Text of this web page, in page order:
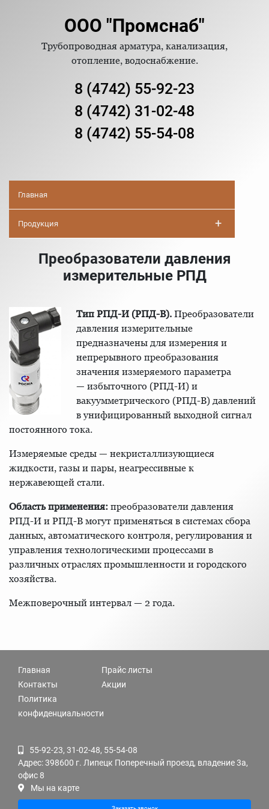
ООО "Промснаб"
Трубопроводная арматура, канализация,
отопление, водоснабжение.
8 (4742) 55-92-23
8 (4742) 31-02-48
8 (4742) 55-54-08
Главная
Продукция +
Преобразователи давления
измерительные РПД
Тип РПД-И (РПД-В). Преобразователи
давления измерительные
предназначены для измерения и
непрерывного преобразования
значения измеряемого параметра
— избыточного (РПД-И) и
вакуумметрического (РПД-В) давлений
в унифицированный выходной сигнал
постоянного тока.
Измеряемые среды — некристаллизующиеся
жидкости, газы и пары, неагрессивные к
нержавеющей стали.
Область применения: преобразователи давления
РПД-И и РПД-В могут применяться в системах сбора
данных, автоматического контроля, регулирования и
управления технологическими процессами в
различных отраслях промышленности и городского
хозяйства.
Межповерочный интервал — 2 года.
Главная
Контакты
Политика
конфиденциальности
Прайс листы
Акции
55-92-23, 31-02-48, 55-54-08
Адрес: 398600 г. Липецк Поперечный проезд, владение 3а,
офис 8
Мы на карте